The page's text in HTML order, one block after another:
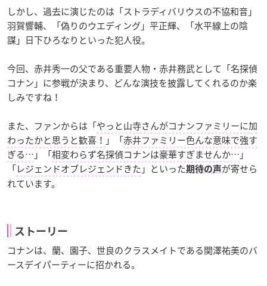
しかし、過去に演じたのは「ストラディバリウスの不協和音」
羽賀響輔、「偽りのウエディング」平正輝、「水平線上の陰
謀」日下ひろなりといった犯人役。
今回、赤井秀一の父である重要人物・赤井務武として「名探偵
コナン」に参戦が決まり、どんな演技を披露してくれるのか楽
しみですね！
また、ファンからは「やっと山寺さんがコナンファミリーに加
わったかと思うと歓喜！ 」「赤井ファミリー色んな意味で強す
ぎる… 」「相変わらず名探偵コナンは豪華すぎませんか… 」
「レジェンドオブレジェンドきた 」といった期待の声が寄せら
れています。
ストーリー
コナンは、蘭、園子、世良のクラスメイトである関澤祐美のバ
ースデイパーティーに招かれる。